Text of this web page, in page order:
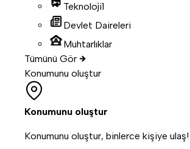
Teknoloji1
Devlet Daireleri
Muhtarlıklar
Tümünü Gör
Konumunu oluştur
Konumunu oluştur
Konumunu oluştur, binlerce kişiye ulaş!